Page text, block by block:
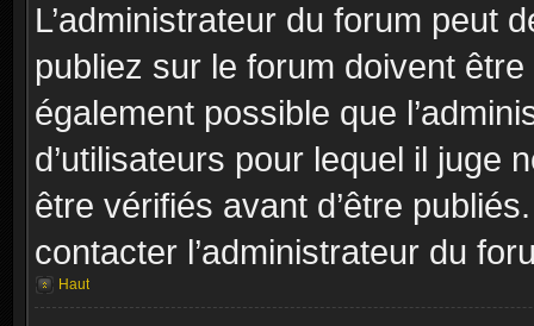
L’administrateur du forum peut
publiez sur le forum doivent
également possible que
d’utilisateurs pour lequel il juge
être vérifiés avant d’être
contacter l’administrateur du
Haut